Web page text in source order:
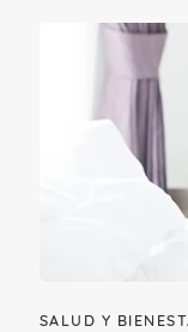
¿Qué se
los
humor?
y no
en una
estas
SALUD Y